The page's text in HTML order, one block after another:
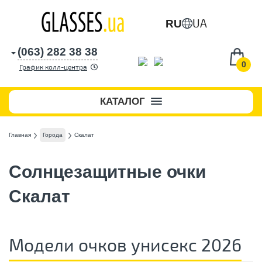
RU UA
0
(063) 282 38 38
График колл-центра
КАТАЛОГ
Главная Города Скалат
Солнцезащитные очки
Скалат
Модели очков унисекс 2026